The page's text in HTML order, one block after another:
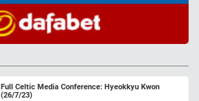
Full Celtic Media Conference: Hyeokkyu Kwon
(26/7/23)